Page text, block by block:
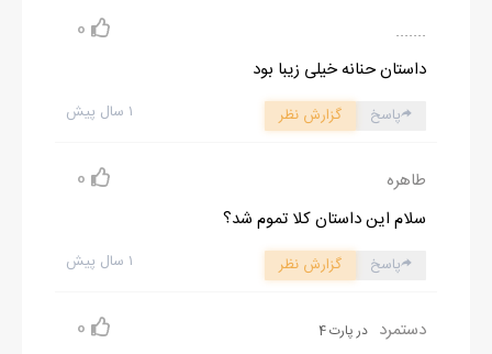
.......
0
داستان حنانه خیلی زیبا بود
۱ سال پیش پاسخ گزارش نظر
طاهره 0
سلام این داستان کلا تموم شد؟
۱ سال پیش پاسخ گزارش نظر
دستمرد در پارت 4 0